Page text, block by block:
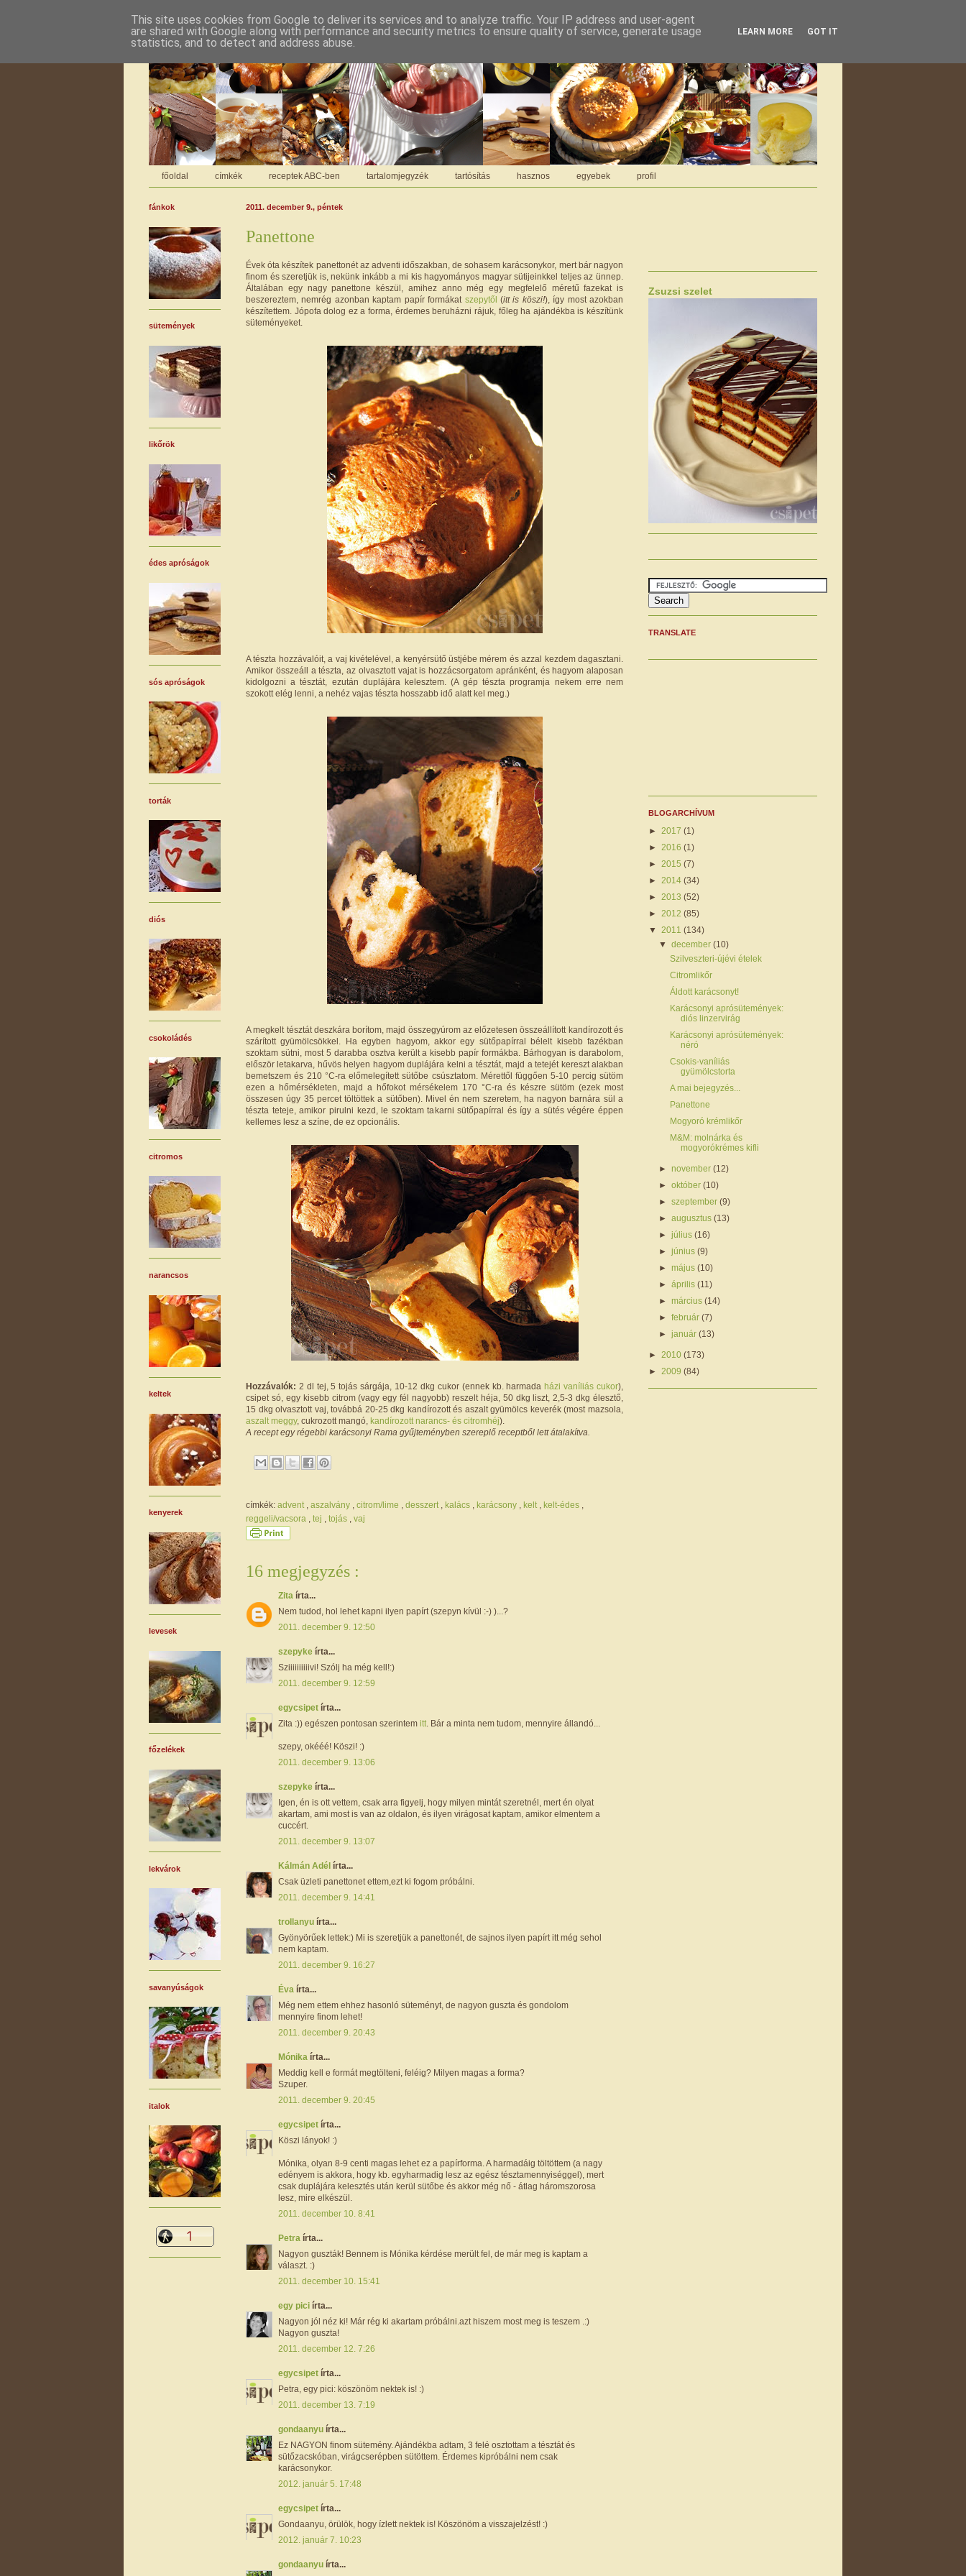
főoldal címkék receptek ABC-ben tartalomjegyzék tartósítás hasznos egyebek profil
2011. december 9., péntek
Panettone
Évek óta készítek panettonét az adventi időszakban, de sohasem karácsonykor, mert bár nagyon
finom és szeretjük is, nekünk inkább a mi kis hagyományos magyar sütijeinkkel teljes az ünnep.
Általában egy nagy panettone készül, amihez anno még egy megfelelő méretű fazekat is
beszereztem, nemrég azonban kaptam papír formákat szepytől (itt is köszi!), így most azokban
készítettem. Jópofa dolog ez a forma, érdemes beruházni rájuk, főleg ha ajándékba is készítünk
süteményeket.
A tészta hozzávalóit, a vaj kivételével, a kenyérsütő üstjébe mérem és azzal kezdem dagasztani.
Amikor összeáll a tészta, az olvasztott vajat is hozzácsorgatom apránként, és hagyom alaposan
kidolgozni a tésztát, ezután duplájára kelesztem. (A gép tészta programja nekem erre nem
szokott elég lenni, a nehéz vajas tészta hosszabb idő alatt kel meg.)
A megkelt tésztát deszkára borítom, majd összegyúrom az előzetesen összeállított kandírozott és
szárított gyümölcsökkel. Ha egyben hagyom, akkor egy sütőpapírral bélelt kisebb fazékban
szoktam sütni, most 5 darabba osztva került a kisebb papír formákba. Bárhogyan is darabolom,
először letakarva, hűvös helyen hagyom duplájára kelni a tésztát, majd a tetejét kereszt alakban
bemetszem és 210 °C-ra előmelegített sütőbe csúsztatom. Mérettől függően 5-10 percig sütöm
ezen a hőmérsékleten, majd a hőfokot mérsékelem 170 °C-ra és készre sütöm (ezek most
összesen úgy 35 percet töltöttek a sütőben). Mivel én nem szeretem, ha nagyon barnára sül a
tészta teteje, amikor pirulni kezd, le szoktam takarni sütőpapírral és így a sütés végére éppen
kellemes lesz a színe, de ez opcionális.
Hozzávalók: 2 dl tej, 5 tojás sárgája, 10-12 dkg cukor (ennek kb. harmadaházi vaníliás cukor),
csipet só, egy kisebb citrom (vagy egy fél nagyobb) reszelt héja, 50 dkg liszt, 2,5-3 dkg élesztő,
15 dkg olvasztott vaj, továbbá 20-25 dkg kandírozott és aszalt gyümölcs keverék (most mazsola,
aszalt meggy, cukrozott mangó, kandírozott narancs- és citromhéj).
A recept egy régebbi karácsonyi Rama gyűjteményben szereplő receptből lett átalakítva.
címkék: advent aszalvány citrom/lime desszert kalács karácsony kelt kelt-édes
reggeli/vacsora
tej tojás vaj
16 megjegyzés :
Zita írta...
Nem tudod, hol lehet kapni ilyen papírt (szepyn kívül :-) )...?
2011. december 9. 12:50
szepyke írta...
Sziiiiiiiiiivi! Szólj ha még kell!:)
2011. december 9. 12:59
egycsipet írta...
Zita :)) egészen pontosan szerintem itt . Bár a minta nem tudom, mennyire állandó...
szepy, okééé! Köszi! :)
2011. december 9. 13:06
szepyke írta...
Igen, én is ott vettem, csak arra figyelj, hogy milyen mintát szeretnél, mert én olyat
akartam, ami most is van az oldalon, és ilyen virágosat kaptam, amikor elmentem a
cuccért.
2011. december 9. 13:07
Kálmán Adél írta...
Csak üzleti panettonet ettem,ezt ki fogom próbálni.
2011. december 9. 14:41
trollanyu írta...
Gyönyörűek lettek:) Mi is szeretjük a panettonét, de sajnos ilyen papírt itt még sehol
nem kaptam.
2011. december 9. 16:27
Éva írta...
Még nem ettem ehhez hasonló süteményt, de nagyon guszta és gondolom
mennyire finom lehet!
2011. december 9. 20:43
Mónika írta...
Meddig kell e formát megtölteni, feléig? Milyen magas a forma?
Szuper.
2011. december 9. 20:45
egycsipet írta...
Köszi lányok! :)
Mónika, olyan 8-9 centi magas lehet ez a papírforma. A harmadáig töltöttem (a nagy
edényem is akkora, hogy kb. egyharmadig lesz az egész tésztamennyiséggel), mert
csak duplájára kelesztés után kerül sütőbe és akkor még nő - átlag háromszorosa
lesz, mire elkészül.
2011. december 10. 8:41
Petra írta...
Nagyon guszták! Bennem is Mónika kérdése merült fel, de már meg is kaptam a
választ. :)
2011. december 10. 15:41
egy pici írta...
Nagyon jól néz ki! Már rég ki akartam próbálni.azt hiszem most meg is teszem .:)
Nagyon guszta!
2011. december 12. 7:26
egycsipet írta...
Petra, egy pici: köszönöm nektek is! :)
2011. december 13. 7:19
gondaanyu írta...
Ez NAGYON finom sütemény. Ajándékba adtam, 3 felé osztottam a tésztát és
sütőzacskóban, virágcserépben sütöttem. Érdemes kipróbálni nem csak
karácsonykor.
2012. január 5. 17:48
egycsipet írta...
Gondaanyu, örülök, hogy ízlett nektek is! Köszönöm a visszajelzést! :)
2012. január 7. 10:23
gondaanyu írta...
fánkok
sütemények
likőrök
édes apróságok
sós apróságok
torták
diós
csokoládés
citromos
narancsos
keltek
kenyerek
levesek
főzelékek
lekvárok
savanyúságok
italok
Zsuzsi szelet
TRANSLATE
BLOGARCHÍVUM
► 2017 (1)
► 2016 (1)
► 2015 (7)
► 2014 (34)
► 2013 (52)
► 2012 (85)
▼ 2011 (134)
▼december(10)
Szilveszteri-újévi ételek
Citromlikőr
Áldott karácsonyt!
Karácsonyi aprósütemények:
diós linzervirág
Karácsonyi aprósütemények:
néró
Csokis-vaníliás
gyümölcstorta
A mai bejegyzés...
Panettone
Mogyoró krémlikőr
M&M: molnárka és
mogyorókrémes kifli
►november(12)
►október(10)
►szeptember(9)
►augusztus(13)
►július(16)
►június(9)
►május(10)
►április(11)
►március(14)
►február(7)
►január(13)
► 2010 (173)
► 2009 (84)
This site uses cookies from Google to deliver its services and to analyze traffic. Your IP address and user-agent
are shared with Google along with performance and security metrics to ensure quality of service, generate usage
statistics, and to detect and address abuse.
LEARN MORE GOT IT